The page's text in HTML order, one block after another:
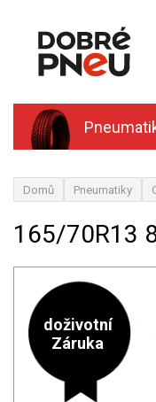
Domů Pneumatiky
165/70R13
doživotní
Záruka